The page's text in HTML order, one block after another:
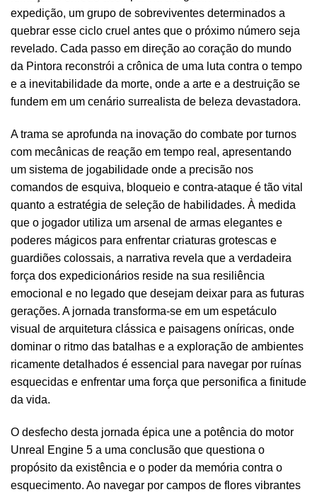
expedição, um grupo de sobreviventes determinados a
quebrar esse ciclo cruel antes que o próximo número seja
revelado. Cada passo em direção ao coração do mundo
da Pintora reconstrói a crônica de uma luta contra o tempo
e a inevitabilidade da morte, onde a arte e a destruição se
fundem em um cenário surrealista de beleza devastadora.
A trama se aprofunda na inovação do combate por turnos
com mecânicas de reação em tempo real, apresentando
um sistema de jogabilidade onde a precisão nos
comandos de esquiva, bloqueio e contra-ataque é tão vital
quanto a estratégia de seleção de habilidades. À medida
que o jogador utiliza um arsenal de armas elegantes e
poderes mágicos para enfrentar criaturas grotescas e
guardiões colossais, a narrativa revela que a verdadeira
força dos expedicionários reside na sua resiliência
emocional e no legado que desejam deixar para as futuras
gerações. A jornada transforma-se em um espetáculo
visual de arquitetura clássica e paisagens oníricas, onde
dominar o ritmo das batalhas e a exploração de ambientes
ricamente detalhados é essencial para navegar por ruínas
esquecidas e enfrentar uma força que personifica a finitude
da vida.
O desfecho desta jornada épica une a potência do motor
Unreal Engine 5 a uma conclusão que questiona o
propósito da existência e o poder da memória contra o
esquecimento. Ao navegar por campos de flores vibrantes